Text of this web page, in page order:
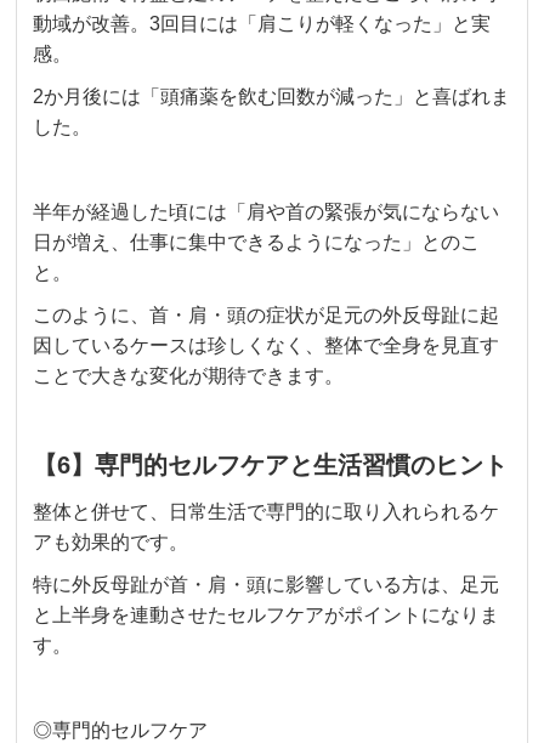
動域が改善。3回目には「肩こりが軽くなった」と実
感。
2か月後には「頭痛薬を飲む回数が減った」と喜ばれま
した。
半年が経過した頃には「肩や首の緊張が気にならない
日が増え、仕事に集中できるようになった」とのこ
と。
このように、首・肩・頭の症状が足元の外反母趾に起
因しているケースは珍しくなく、整体で全身を見直す
ことで大きな変化が期待できます。
【6】専門的セルフケアと生活習慣のヒント
整体と併せて、日常生活で専門的に取り入れられるケ
アも効果的です。
特に外反母趾が首・肩・頭に影響している方は、足元
と上半身を連動させたセルフケアがポイントになりま
す。
◎専門的セルフケア